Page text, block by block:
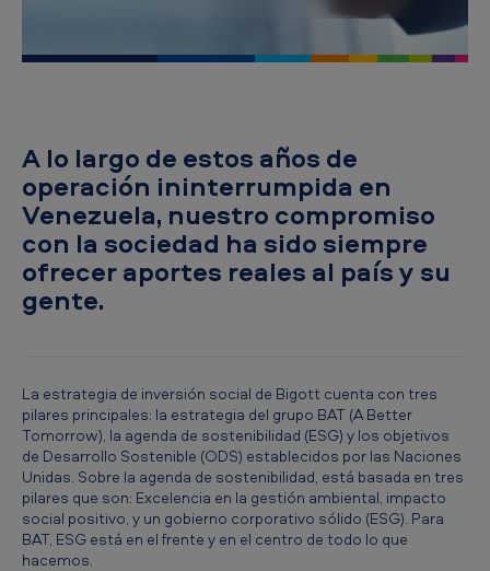
A lo largo de estos años de
operación ininterrumpida en
Venezuela, nuestro compromiso
con la sociedad ha sido siempre
ofrecer aportes reales al país y su
gente.
La estrategia de inversión social de Bigott cuenta con tres
pilares principales: la estrategia del grupo BAT (A Better
Tomorrow), la agenda de sostenibilidad (ESG) y los objetivos
de Desarrollo Sostenible (ODS) establecidos por las Naciones
Unidas. Sobre la agenda de sostenibilidad, está basada en tres
pilares que son: Excelencia en la gestión ambiental, impacto
social positivo, y un gobierno corporativo sólido (ESG). Para
BAT, ESG está en el frente y en el centro de todo lo que
hacemos.